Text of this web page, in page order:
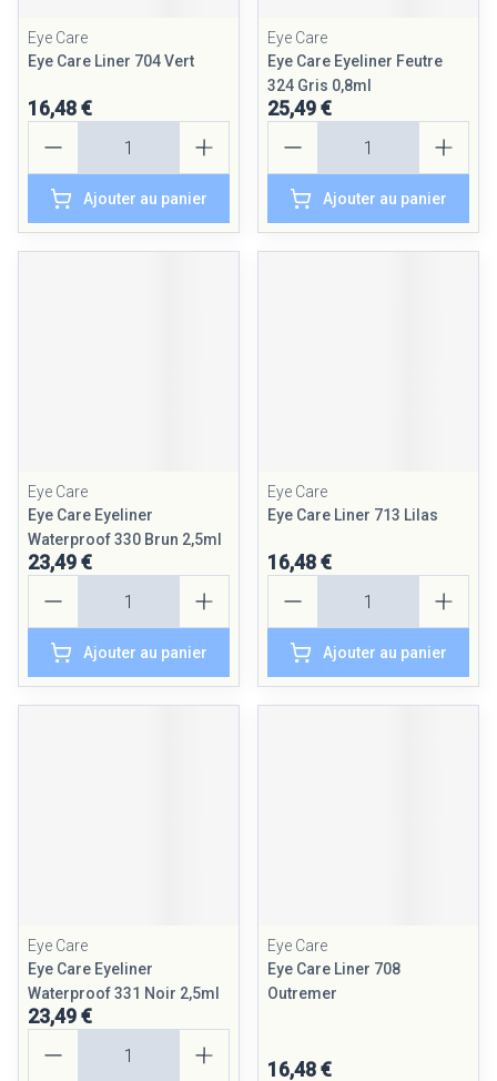
Eye Care
Eye Care Liner 704 Vert
16,48 €
Ajouter au panier
Eye Care
Eye Care Eyeliner Feutre
324 Gris 0,8ml
25,49 €
Ajouter au panier
Eye Care
Eye Care Eyeliner
Waterproof 330 Brun 2,5ml
23,49 €
Ajouter au panier
Eye Care
Eye Care Liner 713 Lilas
16,48 €
Ajouter au panier
Eye Care
Eye Care Eyeliner
Waterproof 331 Noir 2,5ml
23,49 €
Eye Care
Eye Care Liner 708
Outremer
16,48 €